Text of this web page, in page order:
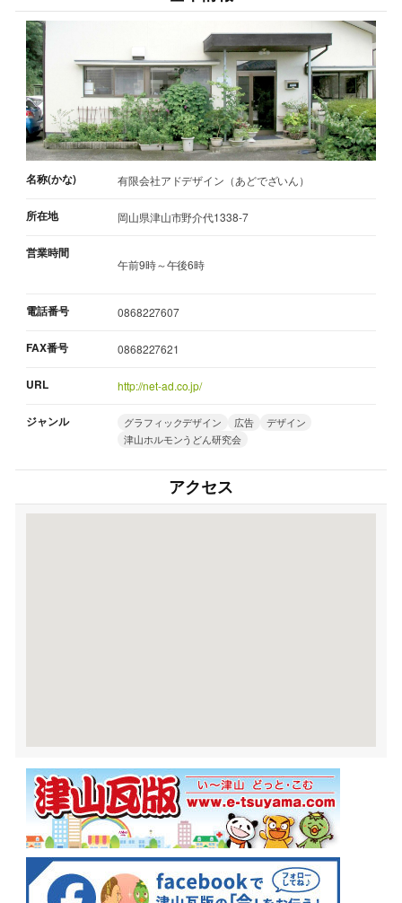
名称(かな) 有限会社アドデザイン（あどでざいん）
所在地 岡山県津山市野介代1338-7
営業時間
午前9時～午後6時
電話番号 0868227607
FAX番号 0868227621
URL http://net-ad.co.jp/
ジャンル グラフィックデザイン 広告
デザイン
津山ホルモンうどん研究会
アクセス